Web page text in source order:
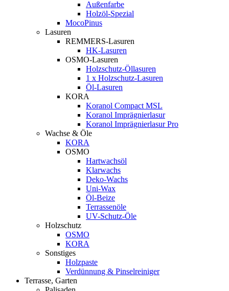
Außenfarbe
Holzöl-Spezial
MocoPinus
Lasuren
REMMERS-Lasuren
HK-Lasuren
OSMO-Lasuren
Holzschutz-Öllasuren
1 x Holzschutz-Lasuren
Öl-Lasuren
KORA
Koranol Compact MSL
Koranol Imprägnierlasur
Koranol Imprägnierlasur Pro
Wachse & Öle
KORA
OSMO
Hartwachsöl
Klarwachs
Deko-Wachs
Uni-Wax
Öl-Beize
Terrassenöle
UV-Schutz-Öle
Holzschutz
OSMO
KORA
Sonstiges
Holzpaste
Verdünnung & Pinselreiniger
Terrasse, Garten